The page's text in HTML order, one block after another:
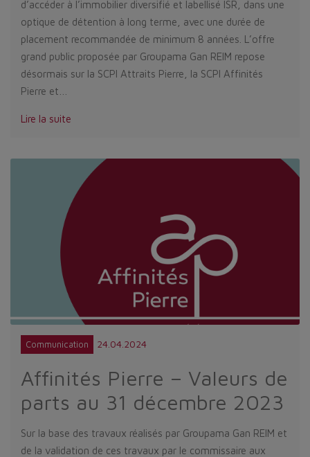
d’accéder à l’immobilier diversifié et labellisé ISR, dans une
optique de détention à long terme, avec une durée de
placement recommandée de minimum 8 années. L’offre
grand public proposée par Groupama Gan REIM repose
désormais sur la SCPI Attraits Pierre, la SCPI Affinités
Pierre et…
Lire la suite
Communication 24.04.2024
Affinités Pierre – Valeurs de
parts au 31 décembre 2023
Sur la base des travaux réalisés par Groupama Gan REIM et
de la validation de ces travaux par le commissaire aux